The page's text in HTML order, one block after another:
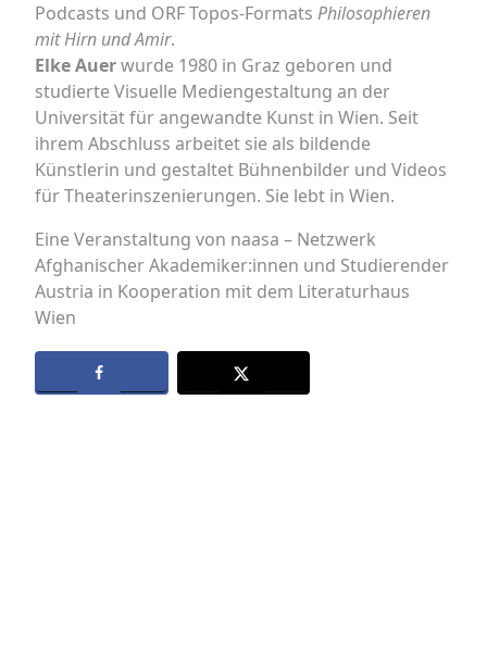
Podcasts und ORF Topos-Formats Philosophieren
mit Hirn und Amir.
Elke Auerwurde 1980 in Graz geboren und
studierte Visuelle Mediengestaltung an der
Universität für angewandte Kunst in Wien. Seit
ihrem Abschluss arbeitet sie als bildende
Künstlerin und gestaltet Bühnenbilder und Videos
für Theaterinszenierungen. Sie lebt in Wien.
Eine Veranstaltung von naasa – Netzwerk
Afghanischer Akademiker:innen und Studierender
Austria in Kooperation mit dem Literaturhaus
Wien